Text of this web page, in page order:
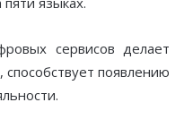
сервисов делает
появлению